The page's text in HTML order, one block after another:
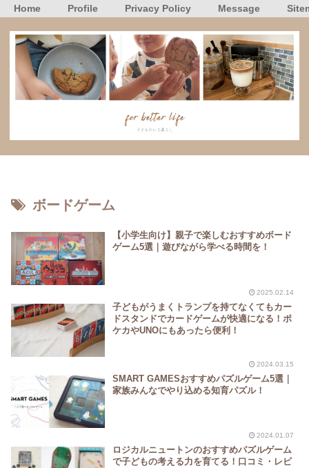
Home Profile Privacy Policy Message
ボードゲーム
【小学生向け】親子で楽しむおすすめボード
ゲーム5選｜遊びながら学べる時間を！
2025.02.14
子どもがうまくトランプを持てなくてもカー
ドスタンドでカードゲームが快適になる！ポ
ケカやUNOにもあったら便利！
2024.03.15
SMART GAMESおすすめパズルゲーム5選｜
家族みんなでやり込める知育パズル！
2024.01.07
ロジカルニュートンのおすすめパズルゲーム
で子どもの考える力を育てる！口コミ・レビ